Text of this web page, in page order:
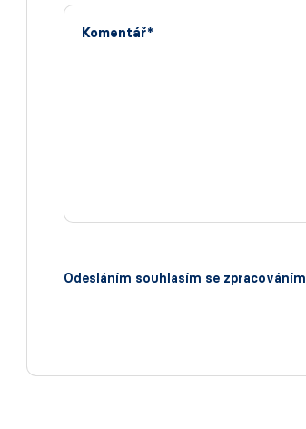
Komentář*
Odesláním souhlasím se zpracováním